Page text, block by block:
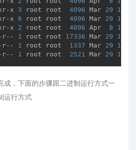
x 3 root root 4096 Mar 29 13
x 6 root root 4096 Mar 29 13
x 2 root root 4096 Apr 8 17
r-- 1 root root 17336 Mar 29 13
r-- 1 root root 1337 Mar 29 13
r-- 1 root root 2521 Mar 29 13
成，下面的步骤跟二进制运行方式一
运行方式